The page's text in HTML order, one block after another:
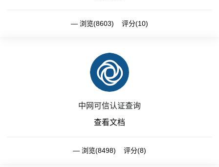
浏览(8603) 评分(10)
中网可信认证查询
查看文档
浏览(8498) 评分(8)